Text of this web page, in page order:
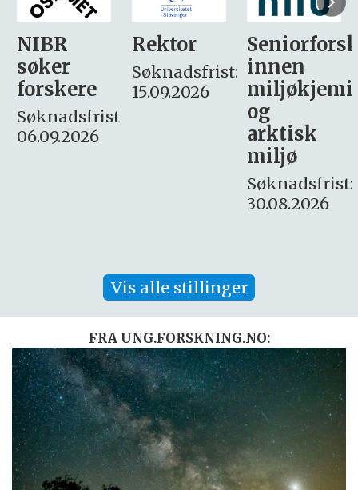
Rektor
Søknadsfrist:
15.09.2026
Seniorforsker
innen
miljøkjemi
søker
– fast
Søknadsfrist:
16. august.
Vis alle stillinger
FRA UNG.FORSKNING.NO: